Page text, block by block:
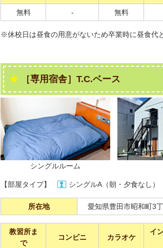
無料 - 無料
※休校日は昼食の用意がないため卒業時に昼食代
［専用宿舎］T.C.ベース​
シングルルーム
【部屋タイプ】 シングルA（朝・夕食なし）
所在地 愛知県豊田市昭和町3
教習所ま
で
コンビニ カラオケ
イ